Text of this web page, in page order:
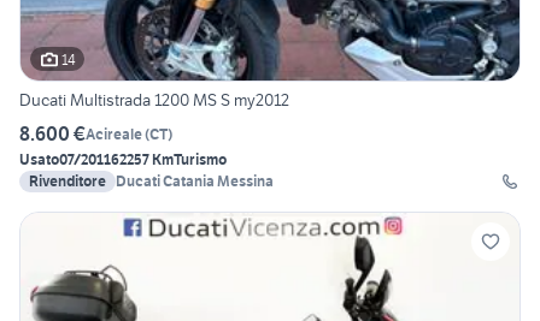
14
Ducati Multistrada 1200 MS S my2012
8.600 €Acireale(CT)
Usato07/201162257 KmTurismo
Rivenditore Ducati Catania Messina